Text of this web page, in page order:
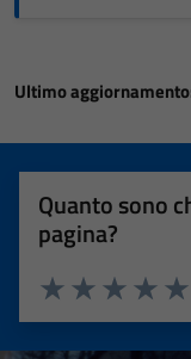
Ultimo
Quanto sono
pagina?
Valuta
Valuta 3
Valuta 2 stelle
Valuta 1 stelle su 5